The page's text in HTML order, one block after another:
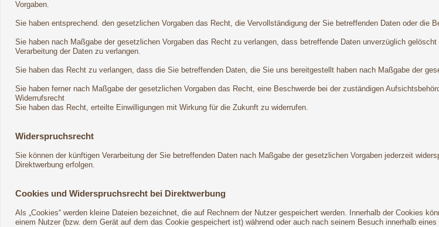
Vorgaben.
Sie haben entsprechend. den gesetzlichen Vorgaben das Recht, die Vervollständigung der Sie betreffenden Daten oder die
Sie haben nach Maßgabe der gesetzlichen Vorgaben das Recht zu verlangen, dass betreffende Daten unverzüglich
Verarbeitung der Daten zu verlangen.
Sie haben das Recht zu verlangen, dass die Sie betreffenden Daten, die Sie uns bereitgestellt haben nach Maßgabe der
Sie haben ferner nach Maßgabe der gesetzlichen Vorgaben das Recht, eine Beschwerde bei der zuständigen
Widerrufsrecht
Sie haben das Recht, erteilte Einwilligungen mit Wirkung für die Zukunft zu widerrufen.
Widerspruchsrecht
Sie können der künftigen Verarbeitung der Sie betreffenden Daten nach Maßgabe der gesetzlichen Vorgaben jederzeit
Direktwerbung erfolgen.
Cookies und Widerspruchsrecht bei Direktwerbung
Als „Cookies“ werden kleine Dateien bezeichnet, die auf Rechnern der Nutzer gespeichert werden. Innerhalb der Cookies
einem Nutzer (bzw. dem Gerät auf dem das Cookie gespeichert ist) während oder auch nach seinem Besuch innerhalb